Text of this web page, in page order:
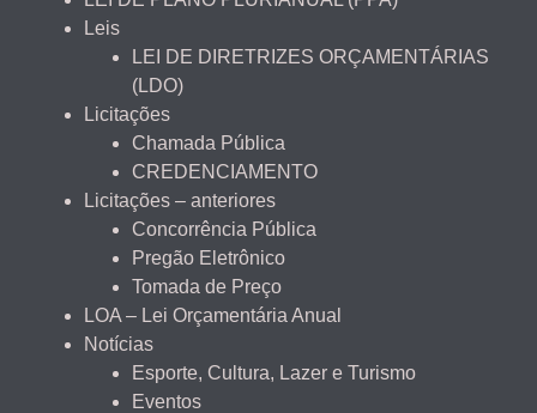
Leis
LEI DE DIRETRIZES ORÇAMENTÁRIAS
(LDO)
Licitações
Chamada Pública
CREDENCIAMENTO
Licitações – anteriores
Concorrência Pública
Pregão Eletrônico
Tomada de Preço
LOA – Lei Orçamentária Anual
Notícias
Esporte, Cultura, Lazer e Turismo
Eventos